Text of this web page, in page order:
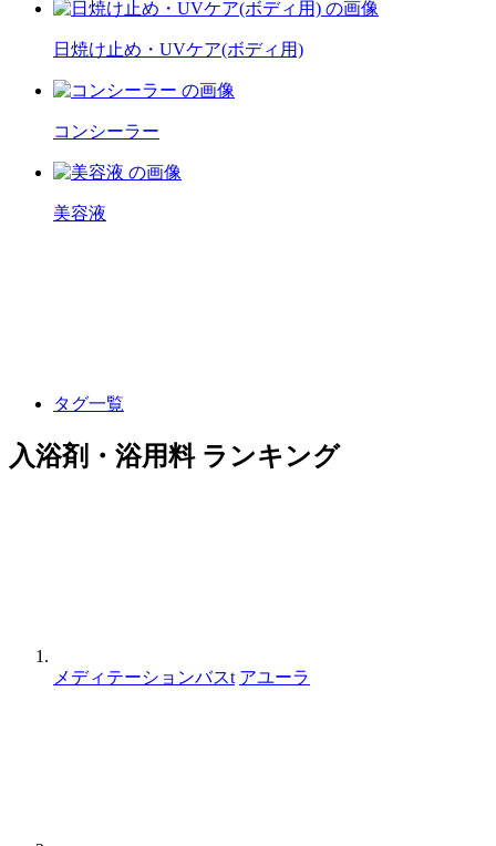
日焼け止め・UVケア(ボディ用)
コンシーラー
美容液
タグ一覧
入浴剤・浴用料 ランキング
メディテーションバスt アユーラ